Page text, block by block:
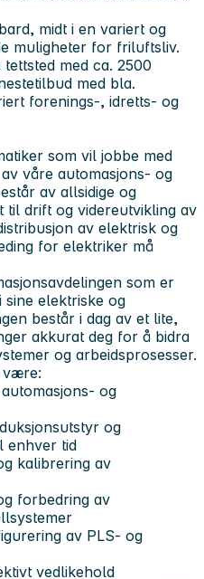
midt i en variert og
muligheter for friluftsliv.
med ca. 2500
med bla.
forenings-, idretts- og
som vil jobbe med
våre automasjons- og
av allsidige og
drift og videreutvikling av
av elektrisk og
for elektriker må
som er
elektriske og
består i dag av et lite,
akkurat deg for å bidra
og arbeidsprosesser.
være:
og
og
enhver tid
kalibrering av
forbedring av
av PLS- og
vedlikehold